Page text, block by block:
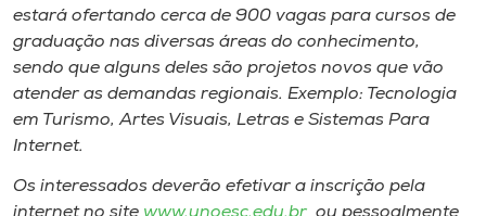
estará ofertando cerca de 900 vagas para cursos de
graduação nas diversas áreas do conhecimento,
sendo que alguns deles são projetos novos que vão
atender as demandas regionais. Exemplo: Tecnologia
em Turismo, Artes Visuais, Letras e Sistemas Para
Internet.
Os interessados deverão efetivar a inscrição pela